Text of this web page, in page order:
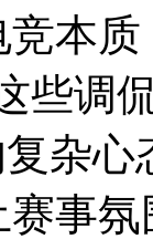
本
些调
杂
事